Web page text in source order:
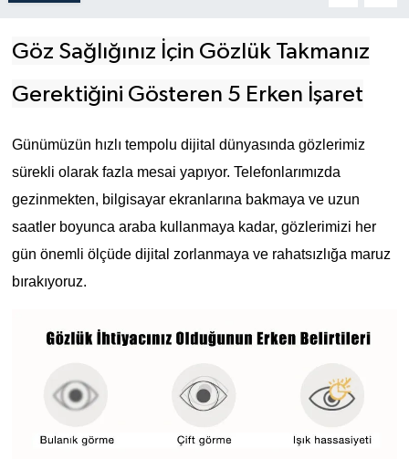
Göz Sağlığınız İçin Gözlük Takmanız
Gerektiğini Gösteren 5 Erken İşaret
Günümüzün hızlı tempolu dijital dünyasında gözlerimiz
sürekli olarak fazla mesai yapıyor. Telefonlarımızda
gezinmekten, bilgisayar ekranlarına bakmaya ve uzun
saatler boyunca araba kullanmaya kadar, gözlerimizi her
gün önemli ölçüde dijital zorlanmaya ve rahatsızlığa maruz
bırakıyoruz.